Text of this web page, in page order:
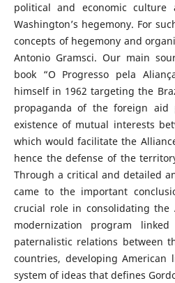
political and economic
Washington’s hegemony. For
concepts of hegemony and
Antonio Gramsci. Our main
book “O Progresso pela
himself in 1962 targeting the
propaganda of the foreign aid
existence of mutual interests
which would facilitate the
hence the defense of the
Through a critical and detailed
came to the important
crucial role in consolidating the
modernization program
paternalistic relations between
countries, developing
system of ideas that defines